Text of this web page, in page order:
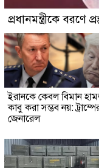
প্রধানমন্ত্রীকে বরণে
ইরানকে কেবল বিমান
কাবু করা সম্ভব নয়:
জেনারেল